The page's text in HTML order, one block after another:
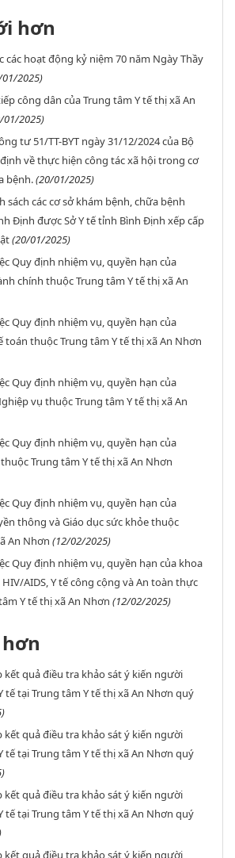
hơn
các hoạt động kỷ niệm 70 năm Ngày Thầy
2025)
công dân của Trung tâm Y tế thị xã An
01/2025)
tư 51/TT-BYT ngày 31/12/2024 của Bộ
về thực hiện công tác xã hội trong cơ
bệnh.(20/01/2025)
sách các cơ sở khám bệnh, chữa bệnh
Định được Sở Y tế tỉnh Bình Định xếp cấp
(20/01/2025)
Quy định nhiệm vụ, quyền hạn của
chính thuộc Trung tâm Y tế thị xã An
Quy định nhiệm vụ, quyền hạn của
toán thuộc Trung tâm Y tế thị xã An Nhơn
Quy định nhiệm vụ, quyền hạn của
vụ thuộc Trung tâm Y tế thị xã An
Quy định nhiệm vụ, quyền hạn của
Trung tâm Y tế thị xã An Nhơn
Quy định nhiệm vụ, quyền hạn của
thông và Giáo dục sức khỏe thuộc
An Nhơn (12/02/2025)
Quy định nhiệm vụ, quyền hạn của khoa
AIDS, Y tế công cộng và An toàn thực
Y tế thị xã An Nhơn (12/02/2025)
kết quả điều tra khảo sát ý kiến người
tế tại Trung tâm Y tế thị xã An Nhơn quý
kết quả điều tra khảo sát ý kiến người
tế tại Trung tâm Y tế thị xã An Nhơn quý
kết quả điều tra khảo sát ý kiến người
tế tại Trung tâm Y tế thị xã An Nhơn quý
kết quả điều tra khảo sát ý kiến người